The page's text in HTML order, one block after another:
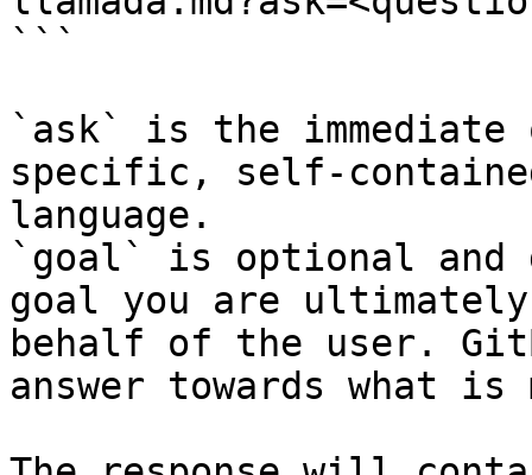
```
`ask` is the
specific, self-
language.
`goal` is optional and
goal you are
behalf of the user.
answer towards what